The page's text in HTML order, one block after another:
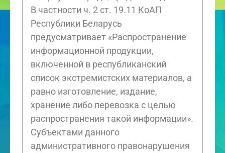
В частности ч. 2 ст. 19.11 КоАП
Республики Беларусь
предусматривает «Распространение
информационной продукции,
включенной в республиканский
список экстремистских материалов, а
равно изготовление, издание,
хранение либо перевозка с целью
распространения такой информации».
Субъектами данного
административного правонарушения